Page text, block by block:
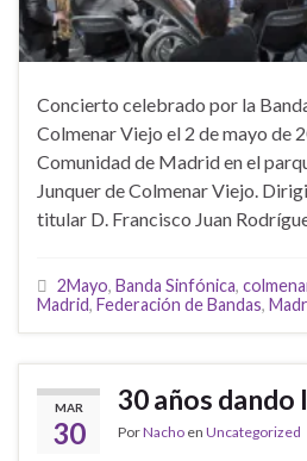
Concierto celebrado por la
Colmenar Viejo el 2 de mayo de
Comunidad de Madrid en el
Junquer de Colmenar Viejo.
titular D. Francisco Juan
2Mayo, Banda Sinfónica,
Madrid, Federación de Bandas,
MAR
30
30 años dando
PorNacho en Uncategorized